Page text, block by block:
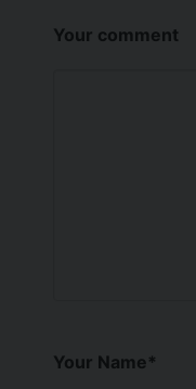
Your comment
Your Name*